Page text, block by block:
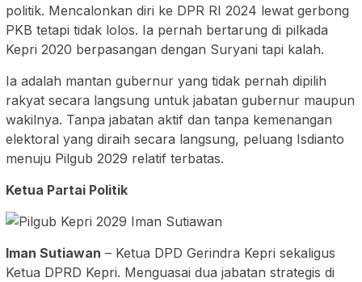
politik. Mencalonkan diri ke DPR RI 2024 lewat gerbong
PKB tetapi tidak lolos. Ia pernah bertarung di pilkada
Kepri 2020 berpasangan dengan Suryani tapi kalah.
Ia adalah mantan gubernur yang tidak pernah dipilih
rakyat secara langsung untuk jabatan gubernur maupun
wakilnya. Tanpa jabatan aktif dan tanpa kemenangan
elektoral yang diraih secara langsung, peluang Isdianto
menuju Pilgub 2029 relatif terbatas.
Ketua Partai Politik
Iman Sutiawan – Ketua DPD Gerindra Kepri sekaligus
Ketua DPRD Kepri. Menguasai dua jabatan strategis di